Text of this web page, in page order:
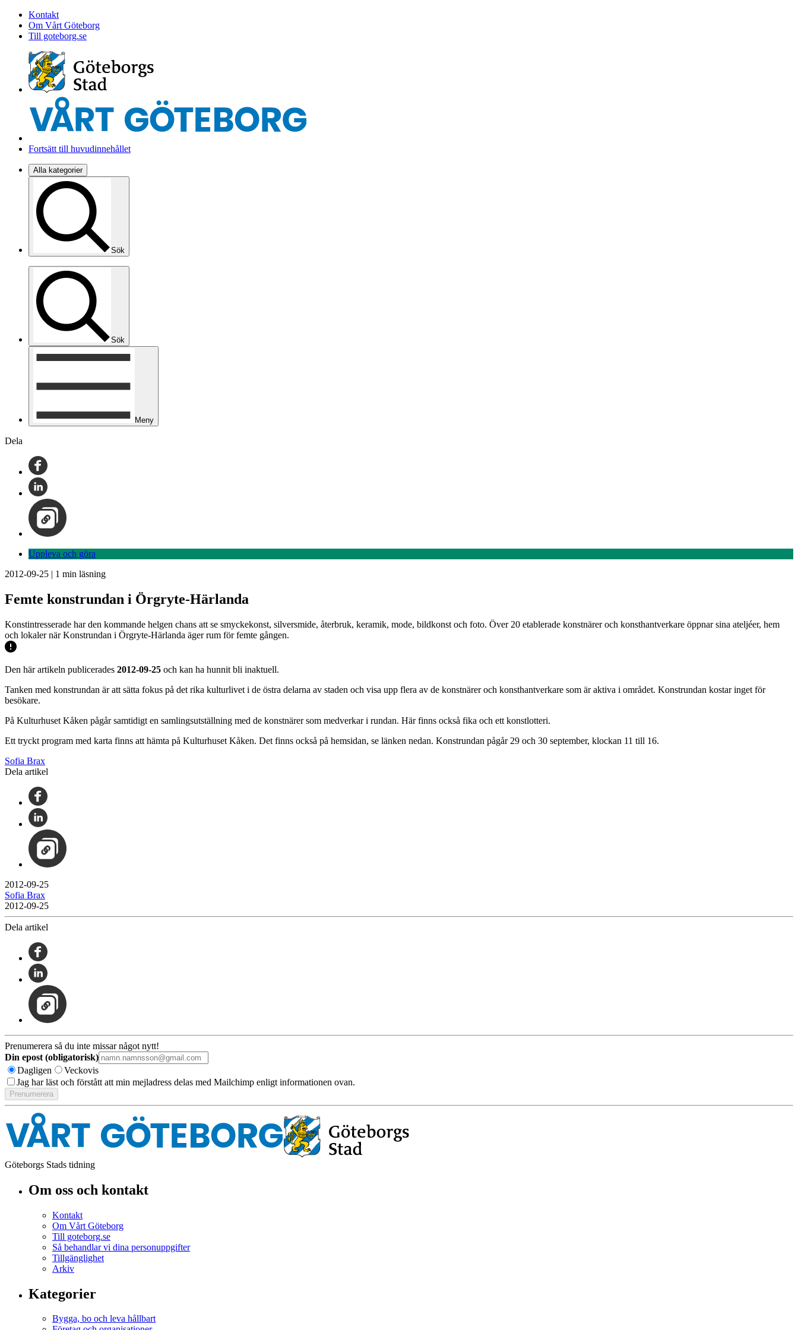
Kontakt
Om Vårt Göteborg
Till goteborg.se
Fortsätt till huvudinnehållet
Alla kategorier
Sök
Sök
Meny
Dela
Uppleva och göra
2012-09-25 | 1 min läsning
Femte konstrundan i Örgryte-Härlanda
Konstintresserade har den kommande helgen chans att se smyckekonst, silversmide, återbruk, keramik, mode, bildkonst och foto. Över 20 etablerade konstnärer och konsthantverkare öppnar sina ateljéer, hem
och lokaler när Konstrundan i Örgryte-Härlanda äger rum för femte gången.
Den här artikeln publicerades 2012-09-25 och kan ha hunnit bli inaktuell.
Tanken med konstrundan är att sätta fokus på det rika kulturlivet i de östra delarna av staden och visa upp flera av de konstnärer och konsthantverkare som är aktiva i området. Konstrundan kostar inget för
besökare.
På Kulturhuset Kåken pågår samtidigt en samlingsutställning med de konstnärer som medverkar i rundan. Här finns också fika och ett konstlotteri.
Ett tryckt program med karta finns att hämta på Kulturhuset Kåken. Det finns också på hemsidan, se länken nedan. Konstrundan pågår 29 och 30 september, klockan 11 till 16.
Sofia Brax
Dela artikel
2012-09-25
Sofia Brax
2012-09-25
Dela artikel
Prenumerera så du inte missar något nytt!
Din epost (obligatorisk)
Dagligen
Veckovis
Jag har läst och förstått att min mejladress delas med Mailchimp enligt informationen ovan.
Göteborgs Stads tidning
Om oss och kontakt
Kontakt
Om Vårt Göteborg
Till goteborg.se
Så behandlar vi dina personuppgifter
Tillgänglighet
Arkiv
Kategorier
Bygga, bo och leva hållbart